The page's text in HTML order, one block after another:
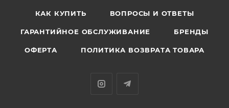
КАК КУПИТЬ ВОПРОСЫ И ОТВЕТЫ
ГАРАНТИЙНОЕ ОБСЛУЖИВАНИЕ БРЕНДЫ
ОФЕРТА ПОЛИТИКА ВОЗВРАТА ТОВАРА